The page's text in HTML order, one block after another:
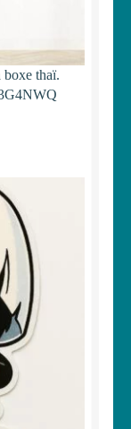
thaï.